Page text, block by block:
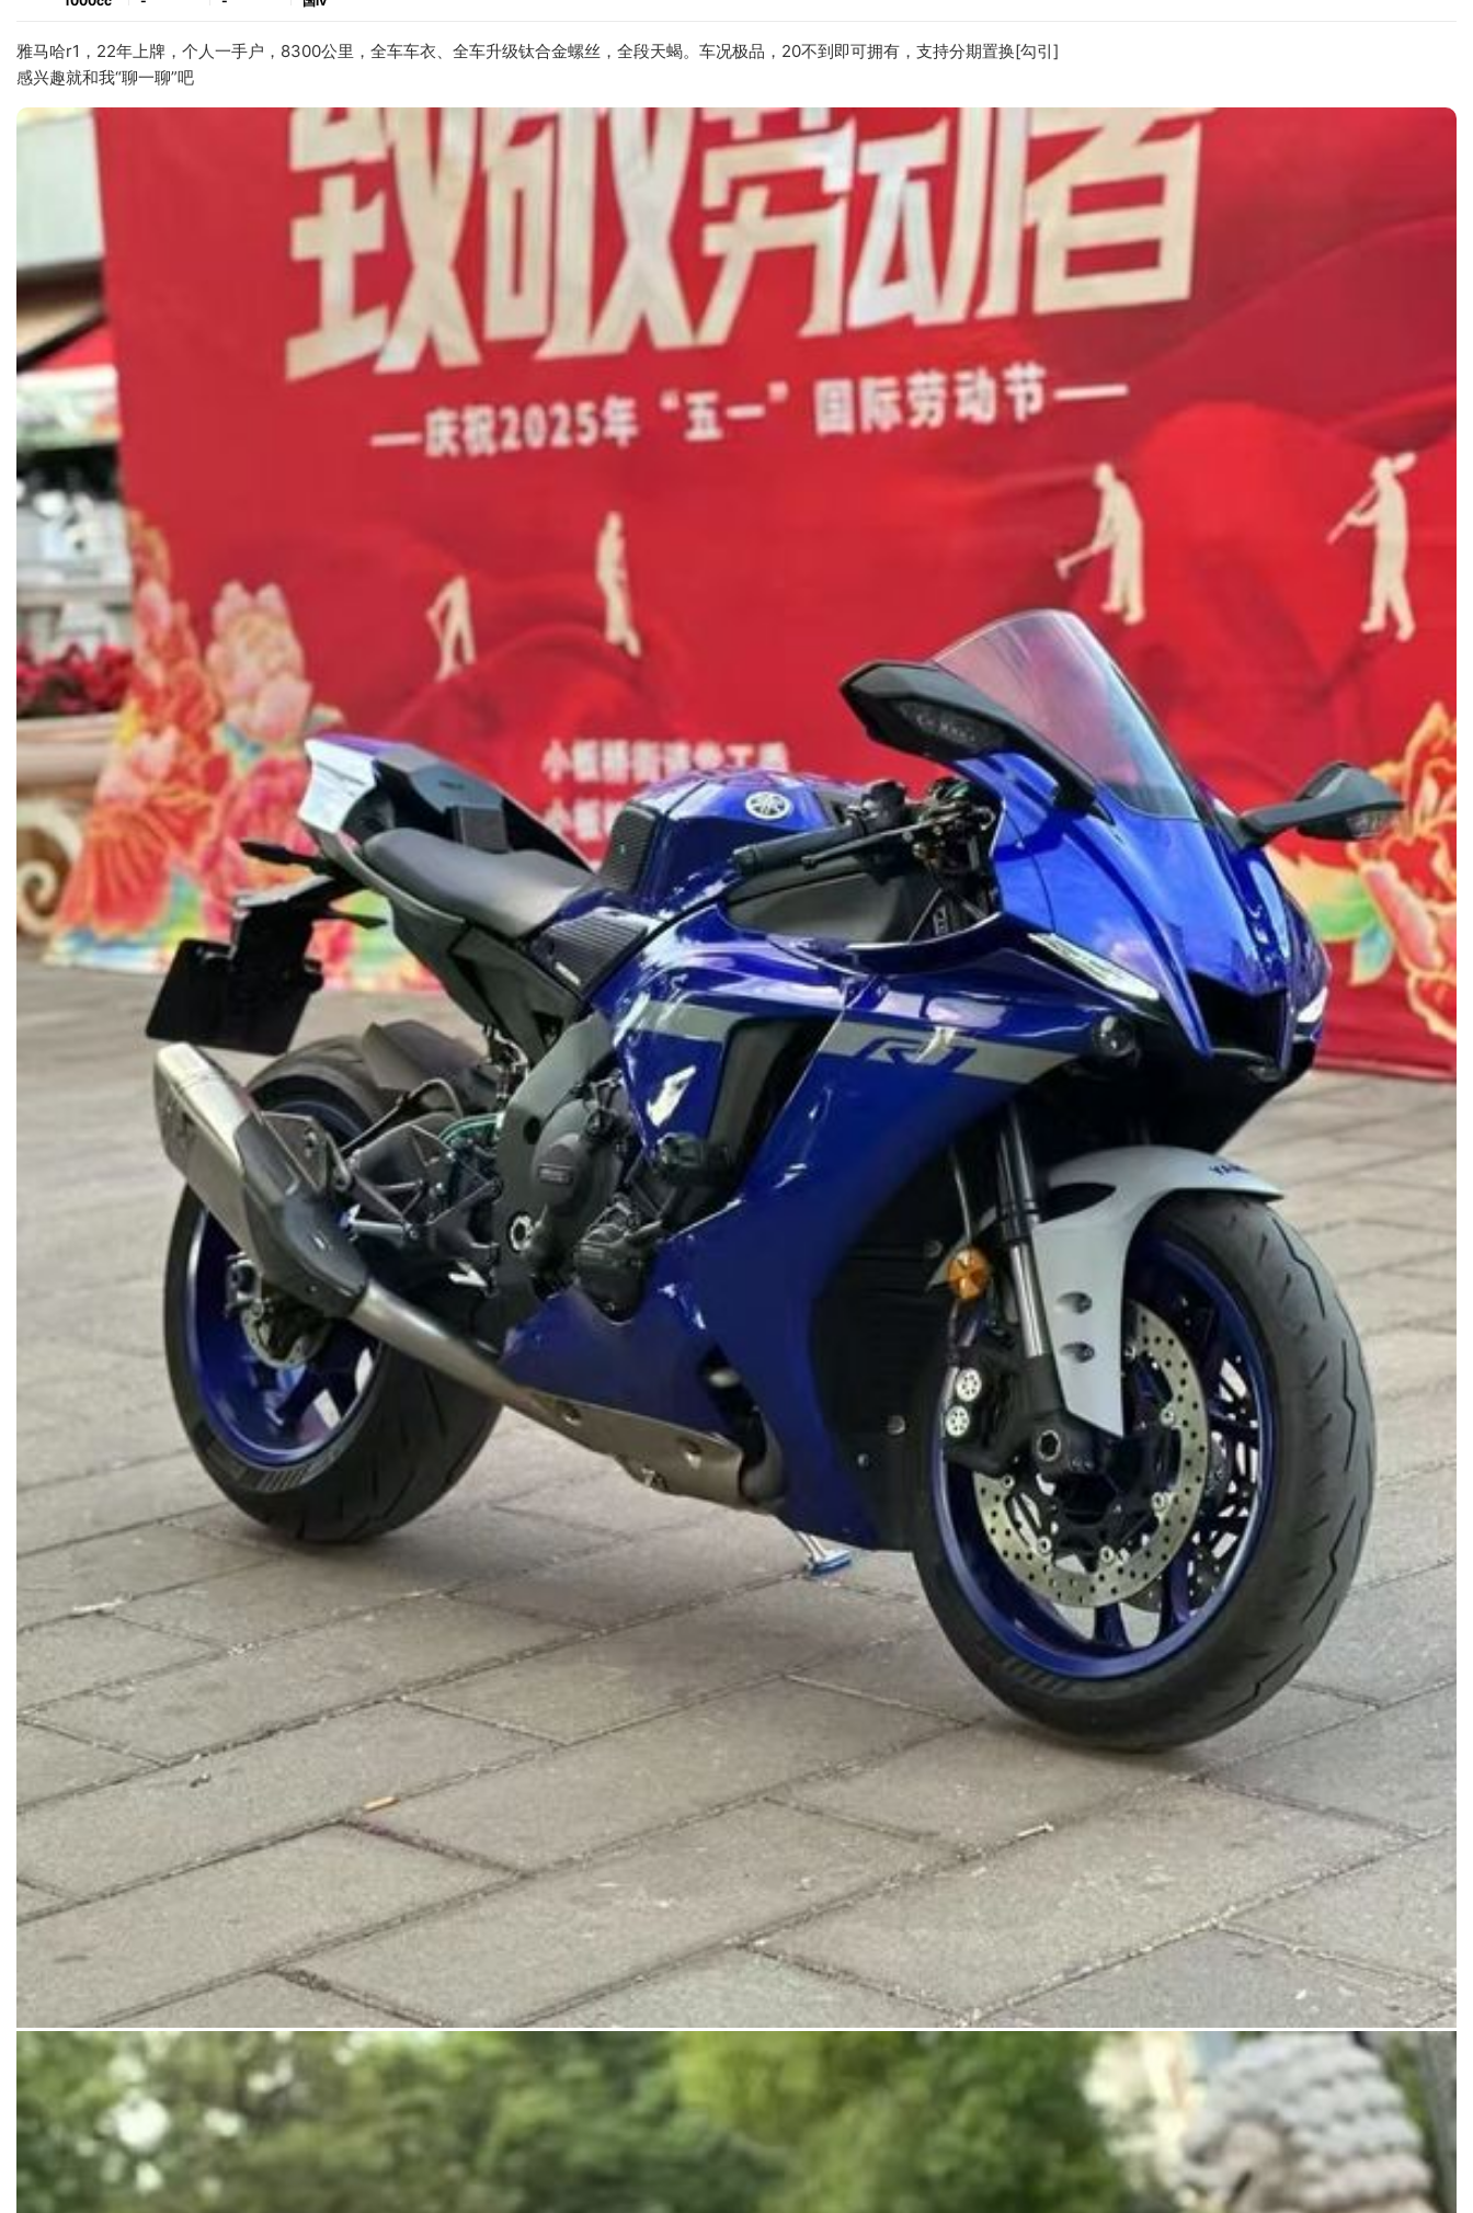
雅马哈r1，22年上牌，个人一手户，8300公里，全车车衣、全车升级钛合金螺丝，全段天蝎。车况极品，20不到即可拥有，支持分期置换[勾引]
感兴趣就和我“聊一聊”吧